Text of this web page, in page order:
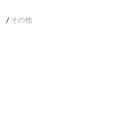
/ その他